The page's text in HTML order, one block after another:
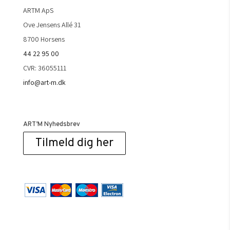
ARTM ApS
Ove Jensens Allé 31
8700 Horsens
44 22 95 00
CVR: 36055111
info@art-m.dk
ART’M Nyhedsbrev
Tilmeld dig her